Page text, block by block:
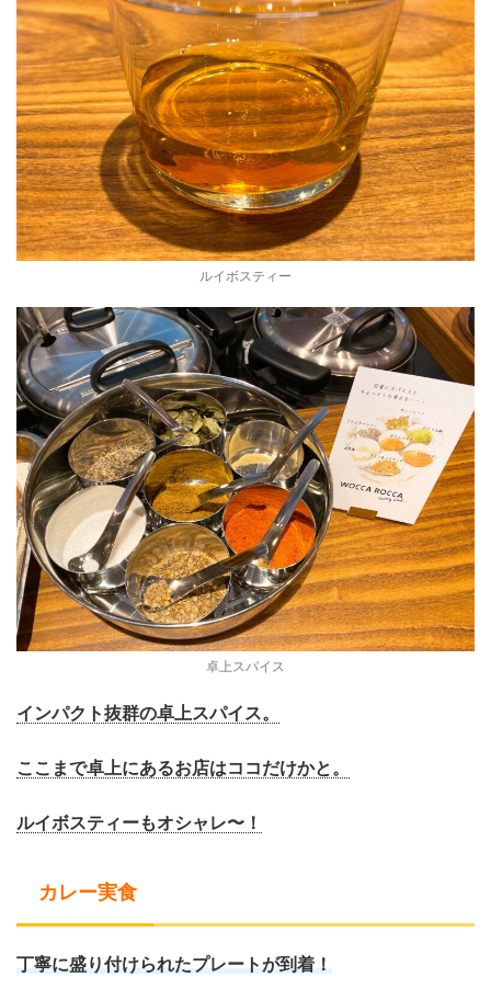
ルイボスティー
卓上スパイス
インパクト抜群の卓上スパイス。
ここまで卓上にあるお店はココだけかと。
ルイボスティーもオシャレ〜！
カレー実食
丁寧に盛り付けられたプレートが到着！